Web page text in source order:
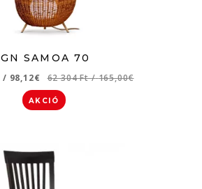
GN SAMOA 70
/ 98,12€ 62 304 Ft/ 165,00€
AKCIÓ